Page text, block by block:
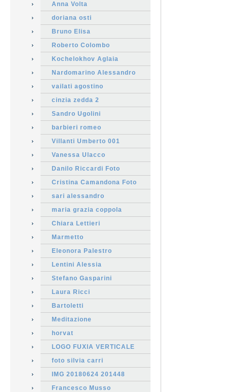
Anna Volta
doriana osti
Bruno Elisa
Roberto Colombo
Kochelokhov Aglaia
Nardomarino Alessandro
vailati agostino
cinzia zedda 2
Sandro Ugolini
barbieri romeo
Villanti Umberto 001
Vanessa Ulacco
Danilo Riccardi Foto
Cristina Camandona Foto
sari alessandro
maria grazia coppola
Chiara Lettieri
Marmetto
Eleonora Palestro
Lentini Alessia
Stefano Gasparini
Laura Ricci
Bartoletti
Meditazione
horvat
LOGO FUXIA VERTICALE
foto silvia carri
IMG 20180624 201448
Francesco Musso